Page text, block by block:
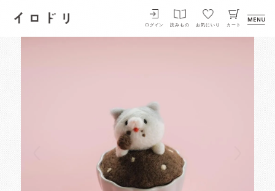
イロドリ
ログイン 読みもの お気にいり カート